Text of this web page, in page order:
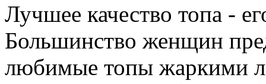
Лучшее качество топа -
Большинство женщин
любимые топы жаркими